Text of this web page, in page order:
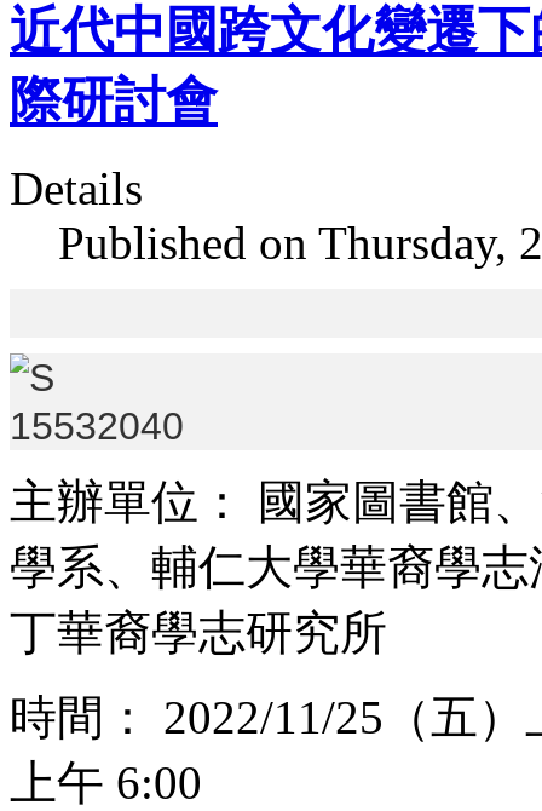
近代中國跨文化變遷
際研討會
Details
Published on Thursday,
主辦單位： 國家圖書館
學系、輔仁大學華裔學
丁華裔學志研究所
時間： 2022/11/25（五
上午 6:00